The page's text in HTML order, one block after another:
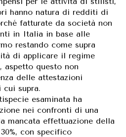
hanno natura di redditi di
fatturate da società non
in Italia in base alle
restando come supra
di applicare il regime
aspetto questo non
delle attestazioni
supra.
esaminata ha
nei confronti di una
mancata effettuazione della
con specifico